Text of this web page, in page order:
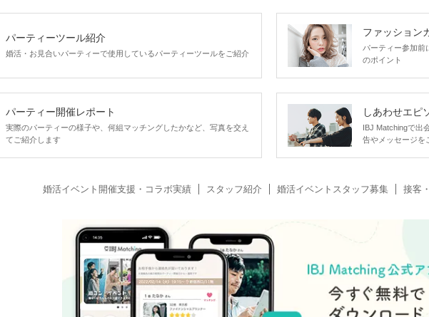
パーティーツール紹介
婚活・お見合いパーティーで使用しているパーティーツールをご紹介
ファッション
パーティー参加前
のポイント
パーティー開催レポート
実際のパーティーの様子や、何組マッチングしたかなど、写真を交え
てご紹介します
しあわせエピ
IBJ Matchingで出
告やメッセージを
婚活イベント開催支援・コラボ実績 スタッフ紹介 婚活イベントスタッフ募集 接客